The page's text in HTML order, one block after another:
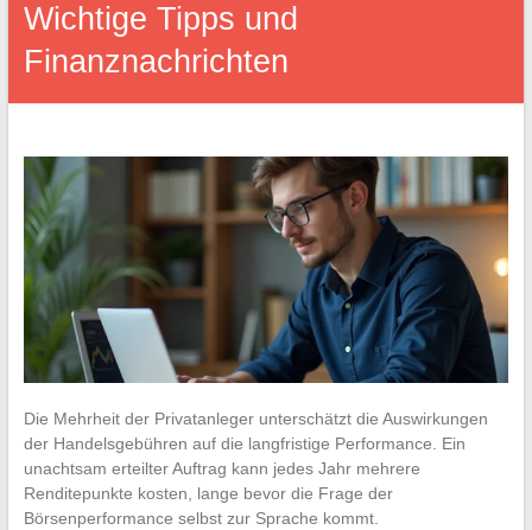
Wichtige Tipps und
Finanznachrichten
Die Mehrheit der Privatanleger unterschätzt die Auswirkungen
der Handelsgebühren auf die langfristige Performance. Ein
unachtsam erteilter Auftrag kann jedes Jahr mehrere
Renditepunkte kosten, lange bevor die Frage der
Börsenperformance selbst zur Sprache kommt.